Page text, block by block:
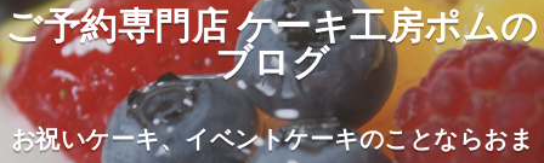
ご予約専門店 ケーキ工房ポムの
ブログ
お祝いケーキ、イベントケーキのことならおま